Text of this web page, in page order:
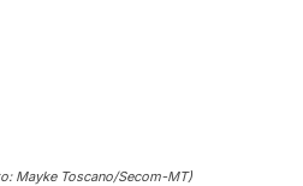
Mayke Toscano/Secom-MT)